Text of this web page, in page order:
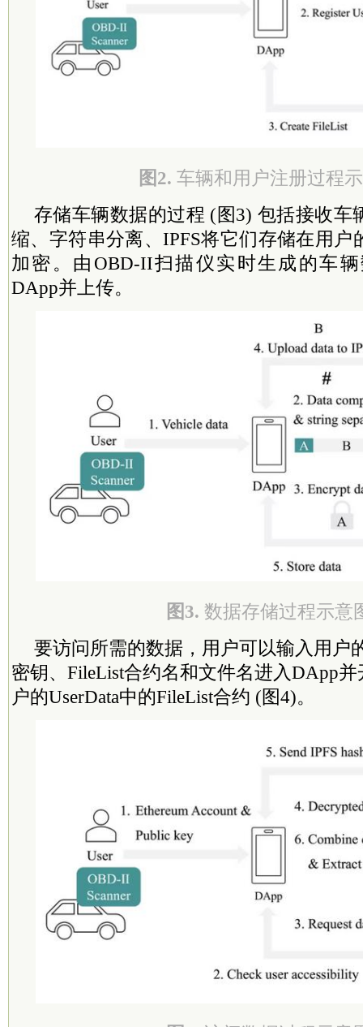
图2. 车辆和用户注册过程
存储车辆数据的过程 (图3) 包括接收车
缩、字符串分离、IPFS将它们存储在用户
加密。由OBD-II扫描仪实时生成的车
DApp并上传。
图3. 数据存储过程示意
要访问所需的数据，用户可以输入用户
密钥、FileList合约名和文件名进入DApp
户的UserData中的FileList合约 (图4)。